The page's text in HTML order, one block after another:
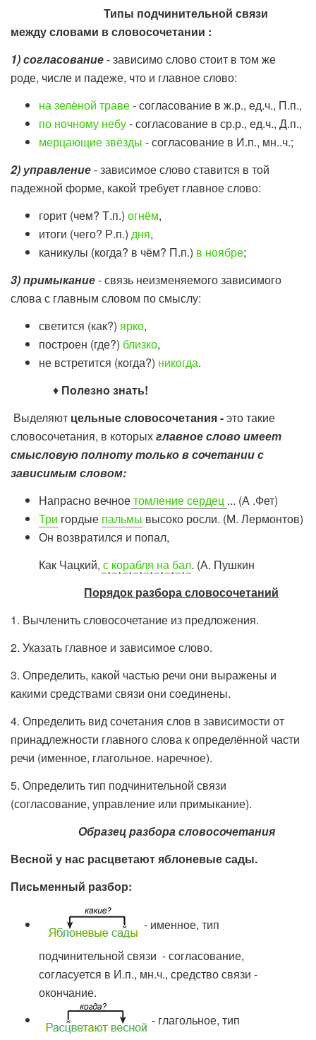
Типы подчинительной связи
между словами в словосочетании :
1) согласование- зависимо слово стоит в том же
роде, числе и падеже, что и главное слово:
на зелёной траве- согласование в ж.р., ед.ч., П.п.,
по ночному небу- согласование в ср.р., ед.ч., Д.п.,
мерцающие звёзды - согласование в И.п., мн..ч.;
2) управление- зависимое слово ставится в той
падежной форме, какой требует главное слово:
горит (чем? Т.п.) огнём,
итоги (чего? Р.п.) дня,
каникулы (когда? в чём? П.п.) в ноябре;
3) примыкание- связь неизменяемого зависимого
слова с главным словом по смыслу:
светится (как?) ярко,
построен (где?) близко,
не встретится (когда?) никогда.
♦ Полезно знать!
Выделяют цельные словосочетания -это такие
словосочетания, в которыхглавное слово имеет
смысловую полноту только в сочетании с
зависимым словом:
Напрасно вечноетомление сердец ... (А .Фет)
Три гордые пальмы высоко росли. (М. Лермонтов)
Он возвратился и попал,
Как Чацкий, с корабля на бал. (А. Пушкин
Порядок разбора словосочетаний
1. Вычленить словосочетание из предложения.
2. Указать главное и зависимое слово.
3. Определить, какой частью речи они выражены и
какими средствами связи они соединены.
4. Определить вид сочетания слов в зависимости от
принадлежности главного слова к определённой части
речи (именное, глагольное. наречное).
5. Определить тип подчинительной связи
(согласование, управление или примыкание).
Образец разбора словосочетания
Весной у нас расцветают яблоневые сады.
Письменный разбор:
- именное, тип
подчинительной связи - согласование,
согласуется в И.п., мн.ч., средство связи -
окончание.
- глагольное, тип